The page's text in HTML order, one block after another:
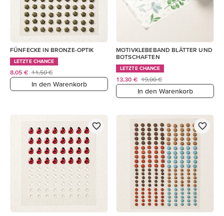
FÜNFECKE IN BRONZE-OPTIK
LETZTE CHANCE
8,05 € 11,50 €
In den Warenkorb
MOTIVKLEBEBAND BLÄTTER UND
BOTSCHAFTEN
LETZTE CHANCE
13,30 € 19,00 €
In den Warenkorb